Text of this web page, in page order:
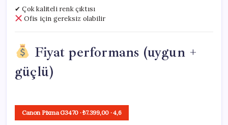
✔ Çok kaliteli renk çıktısı
Ofis için gereksiz olabilir
Fiyat performans (uygun +
güçlü)
Canon Pixma G3470 · ₺7.399,00 ·4,6